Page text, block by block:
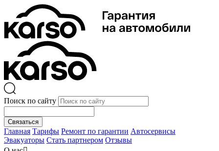
Поиск по сайту
Связаться
Главная Тарифы Ремонт по гарантии Автосервисы
Эвакуаторы Стать партнером Отзывы